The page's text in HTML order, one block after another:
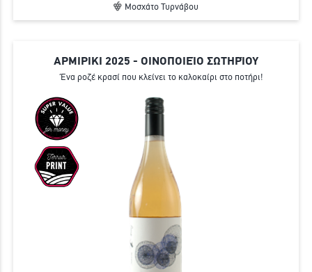
Μοσχάτο Τυρνάβου
ΑΡΜΙΡΙΚΙ 2025 - ΟΙΝΟΠΟΙΕΊΟ ΣΩΤΗΡΊΟΥ
Ένα ροζέ κρασί που κλείνει το καλοκαίρι στο ποτήρι!